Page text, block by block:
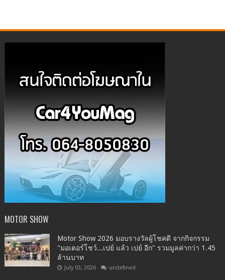
MOTOR SHOW
Motor Show 2026 มอบรางวัลผู้โชคดี จากกิจกรรม
"มอเตอร์โชว์...เปย์ แล้ว เปย์ อีก" รวมมูลค่ากว่า 1.45
ล้านบาท
July 03, 2026 undefined